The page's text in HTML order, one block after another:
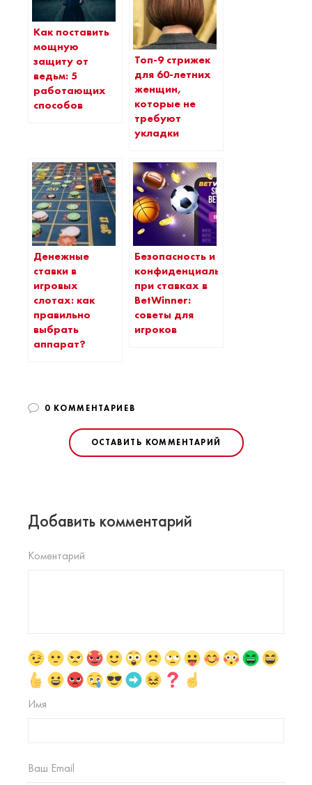
Как поставить
мощную
защиту от
ведьм: 5
работающих
способов
Топ-9 стрижек
для 60-летних
женщин,
которые не
требуют
укладки
Денежные
ставки в
игровых
слотах: как
правильно
выбрать
аппарат?
Безопасность и
конфиденциальность
при ставках в
BetWinner:
советы для
игроков
0 КОММЕНТАРИЕВ
ОСТАВИТЬ КОММЕНТАРИЙ
Добавить комментарий
Коментарий
Имя
Ваш Email